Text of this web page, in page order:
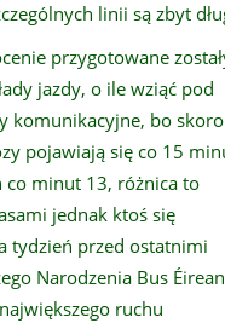
linii są zbyt
przygotowane
jazdy, o ile wziąć pod
komunikacyjne, bo skoro
pojawiają się co 15
co minut 13, różnica to
jednak ktoś się
tydzień przed ostatnimi
Narodzenia Bus
ruchu